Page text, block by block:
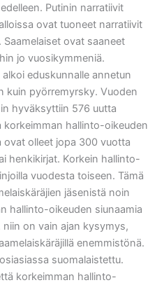
Putinin narratiivit
ovat tuoneet narratiivit
ovat saaneet
jo vuosikymmeniä.
eduskunnalle annetun
kuin pyörremyrsky. Vuoden
hyväksyttiin 576 uutta
korkeimman hallinto-oikeuden
ovat olleet jopa 300 vuotta
henkikirjat. Korkein hallinto-
vuodesta toiseen. Tämä
jäsenistä noin
hallinto-oikeuden siunaamia
niin on vain ajan kysymys,
enemmistönä.
suomalaistettu.
korkeimman hallinto-